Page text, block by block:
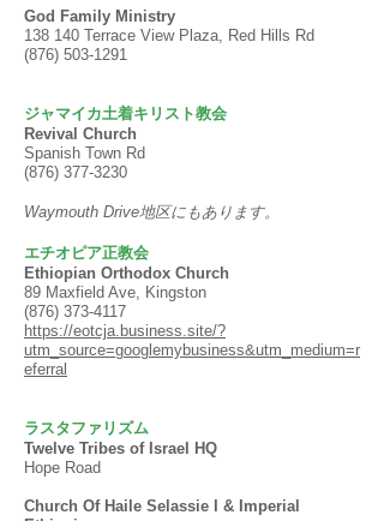
God Family Ministry
138 140 Terrace View Plaza, Red Hills Rd
(876) 503-1291
ジャマイカ土着キリスト教会
Revival Church
Spanish Town Rd
(876) 377-3230
​Waymouth Drive地区にもあります。
エチオピア正教会​
Ethiopian Orthodox Church
89 Maxfield Ave, Kingston
(876) 373-4117
https://eotcja.business.site/?
utm_source=googlemybusiness&utm_medium=r
eferral
ラスタファリズム
Twelve Tribes of Israel HQ
Hope Road
Church Of Haile Selassie I & Imperial